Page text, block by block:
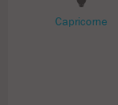
Capricorne